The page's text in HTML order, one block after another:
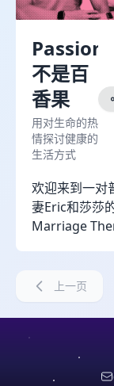
不是百
香果
用对生命的热
情探讨健康的
生活方式
欢迎来到一对
妻Eric和莎莎
Marriage
们希望不变的
内心对于喜爱
热情。所以
我们用对生命
去探讨健康
上一页